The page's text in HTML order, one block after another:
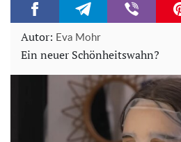
Autor: Eva Mohr
Ein neuer Schönheitswahn?